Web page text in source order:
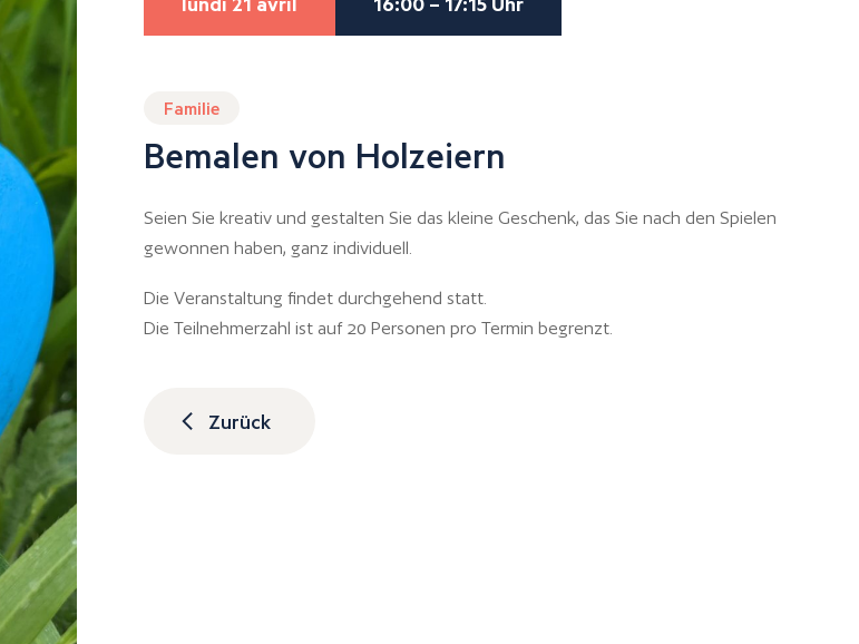
Familie
Bemalen von Holzeiern
Seien Sie kreativ und gestalten Sie das kleine Geschenk, das Sie nach den Spielen
gewonnen haben, ganz individuell.
Die Veranstaltung findet durchgehend statt.
Die Teilnehmerzahl ist auf 20 Personen pro Termin begrenzt.
Zurück